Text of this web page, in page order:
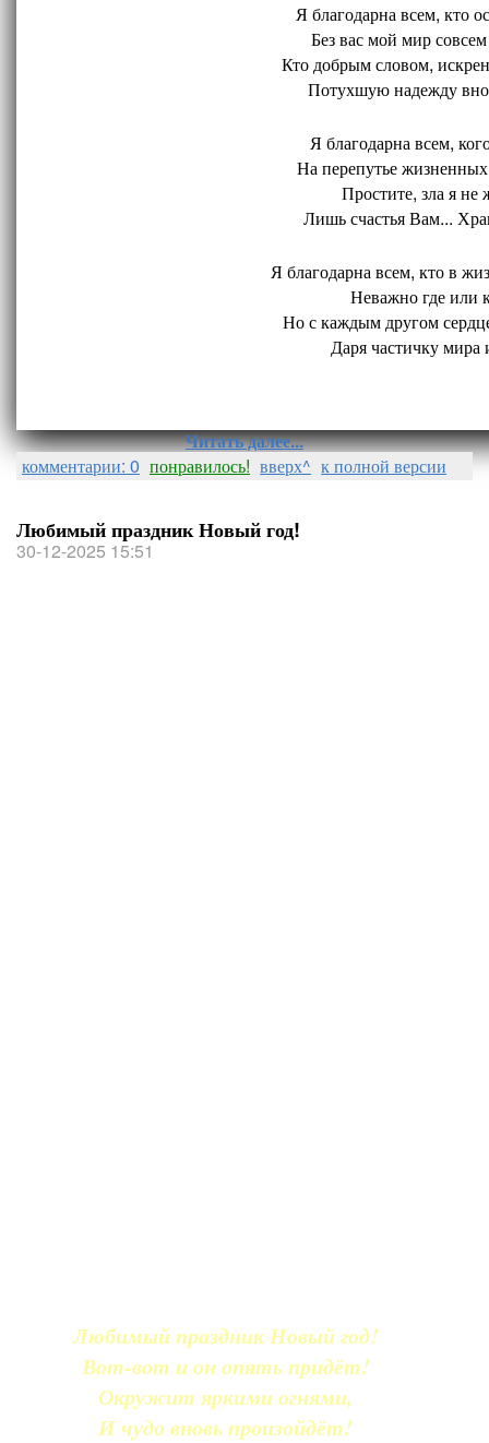
Я благодарна всем, кто
Без вас мой мир
Кто добрым словом,
Потухшую надежду
Я благодарна всем,
На перепутье
Простите, зла я не
Лишь счастья Вам...
Я благодарна всем, кто в
Неважно где или
Но с каждым другом
Даря частичку мира
Читать далее...
комментарии: 0 понравилось! вверх^ к полной версии
Любимый праздник Новый год!
30-12-2025 15:51
Любимый праздник Новый год!
Вот-вот и он опять придёт!
Окружит яркими огнями,
И чудо вновь произойдёт!